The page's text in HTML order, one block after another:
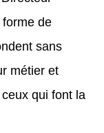
forme de
sans
métier et
qui font la